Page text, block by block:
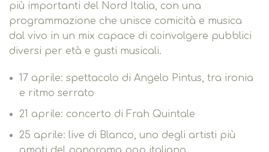
più importanti del Nord Italia, con una
programmazione che unisce comicità e musica
dal vivo in un mix capace di coinvolgere pubblici
diversi per età e gusti musicali.
17 aprile: spettacolo di Angelo Pintus, tra ironia
e ritmo serrato
21 aprile: concerto di Frah Quintale
25 aprile: live di Blanco, uno degli artisti più